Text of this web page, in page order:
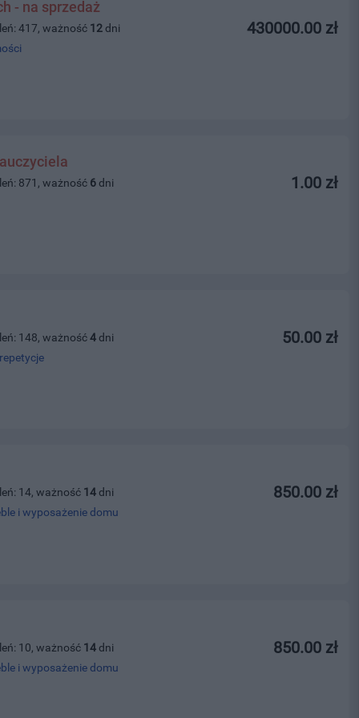
- na sprzedaż
430000.00 zł
417, ważność 12 dni
1.00 zł
871, ważność 6 dni
50.00 zł
148, ważność4 dni
850.00 zł
14, ważność 14 dni
i wyposażenie domu
850.00 zł
10, ważność 14 dni
i wyposażenie domu